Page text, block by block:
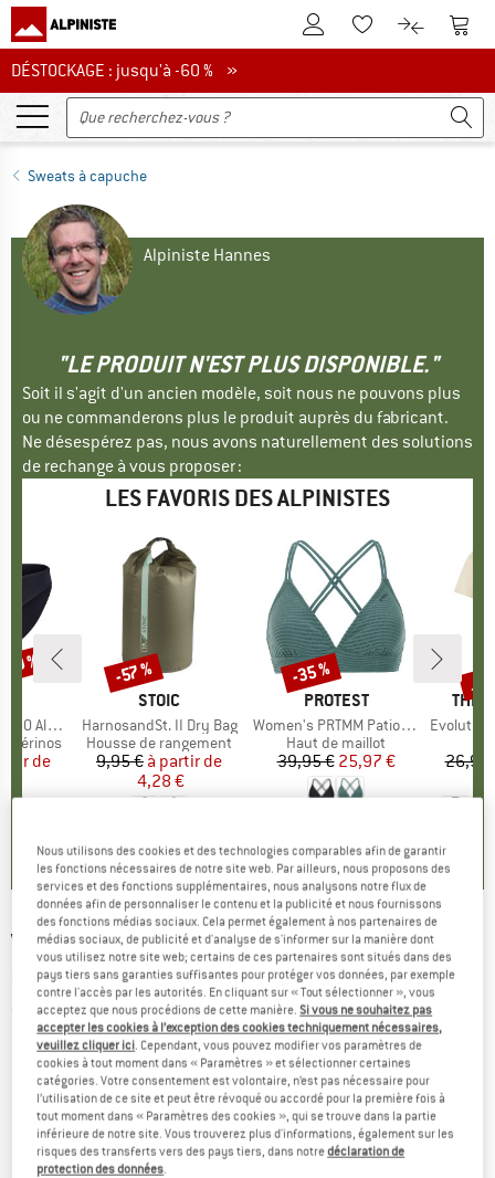
Vers le compte client
Vers la liste
Vers le
DÉSTOCKAGE : jusqu'à -60 %
DÉSTOCKAGE : jusqu'à -60 % »
Sweats à capuche
Alpiniste Hannes
"LE PRODUIT N'EST PLUS DISPONIBLE."
Soit il s'agit d'un ancien modèle, soit nous ne pouvons plus
ou ne commanderons plus le produit auprès du fabricant.
Ne désespérez pas, nous avons naturellement des solutions
de rechange à vous proposer :
LES FAVORIS DES ALPINISTES
Brief
mérinos
réduit
de
%
MARQUE
STOIC
Article
HarnosandSt. II Dry Bag
Product group
Housse de rangement
Prix
9,95 € Prix réduit
à partir de
4,28 €
Remise
-57 %
MARQUE
PROTEST
Article
Women's PRTMM Patio Triangle
Product group
Haut de maillot
Prix
39,95 € Prix réduit
25,97 €
Remise
-35 %
THE
Article
Evolution
26,95
VENICE BEACH -Women's Jessica - Sweat à
capuche
(0)
Nous utilisons des cookies et des technologies comparables afin de garantir
les fonctions nécessaires de notre site web. Par ailleurs, nous proposons des
services et des fonctions supplémentaires, nous analysons notre flux de
données afin de personnaliser le contenu et la publicité et nous fournissons
des fonctions médias sociaux. Cela permet également à nos partenaires de
médias sociaux, de publicité et d'analyse de s'informer sur la manière dont
vous utilisez notre site web; certains de ces partenaires sont situés dans des
pays tiers sans garanties suffisantes pour protéger vos données, par exemple
contre l'accès par les autorités. En cliquant sur « Tout sélectionner », vous
acceptez que nous procédions de cette manière.Si vous ne souhaitez pas
accepter les cookies à l’exception des cookies techniquement nécessaires,
veuillez cliquer ici. Cependant, vous pouvez modifier vos paramètres de
cookies à tout moment dans « Paramètres » et sélectionner certaines
catégories. Votre consentement est volontaire, n’est pas nécessaire pour
l’utilisation de ce site et peut être révoqué ou accordé pour la première fois à
tout moment dans « Paramètres des cookies », qui se trouve dans la partie
inférieure de notre site. Vous trouverez plus d'informations, également sur les
risques des transferts vers des pays tiers, dans notredéclaration de
protection des données.